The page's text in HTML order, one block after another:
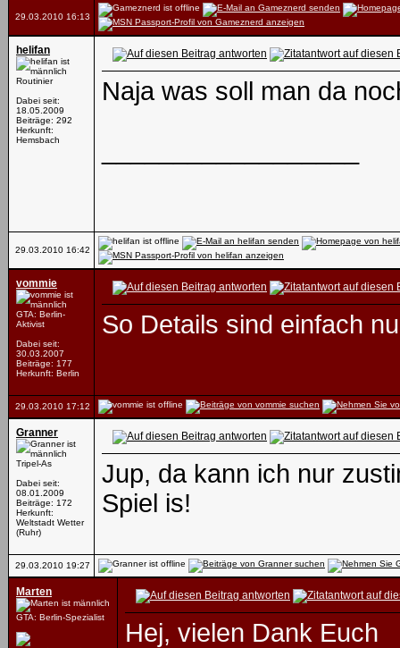
29.03.2010 16:13
helifan
Routinier
Dabei seit:
18.05.2009
Beiträge: 292
Herkunft:
Hemsbach
Naja was soll man da
29.03.2010 16:42
vommie
GTA: Berlin-
Aktivist
Dabei seit:
30.03.2007
Beiträge: 177
Herkunft: Berlin
So Details sind einfach
29.03.2010 17:12
Granner
Tripel-As
Dabei seit:
08.01.2009
Beiträge: 172
Herkunft:
Weltstadt Wetter
(Ruhr)
Jup, da kann ich nur
Spiel is!
29.03.2010 19:27
Marten
GTA: Berlin-Spezialist
Hej, vielen Dank Euch